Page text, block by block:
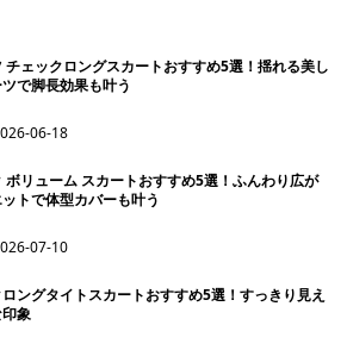
チェックロングスカートおすすめ5選！揺れる美し
で脚長効果も叶う
06-18
ボリューム スカートおすすめ5選！ふんわり広が
トで体型カバーも叶う
07-10
ングタイトスカートおすすめ5選！すっきり見え
象